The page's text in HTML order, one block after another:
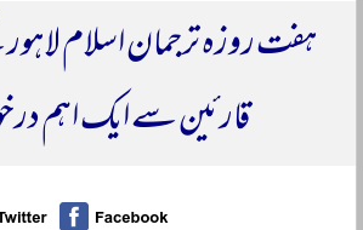
ہفت روزہ ترجمان اسلام
قارئین سے ایک اہم